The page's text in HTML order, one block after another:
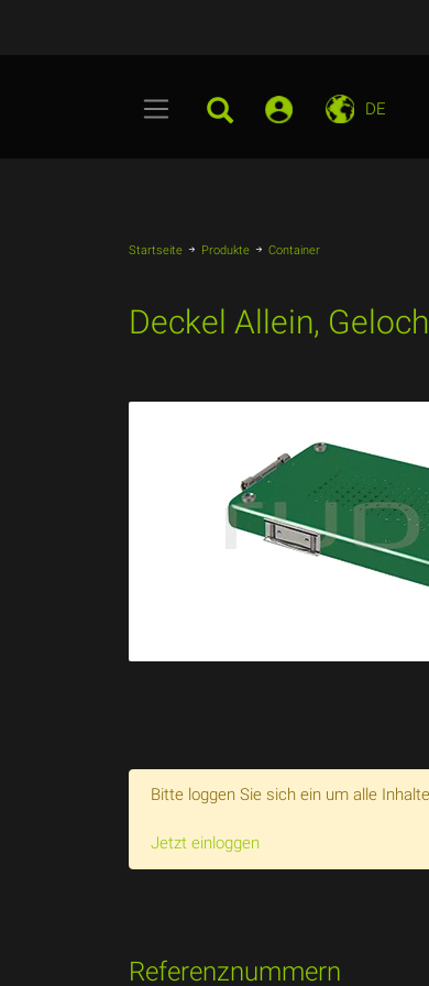
DE
Startseite Produkte Container
Deckel Allein,
Bitte loggen Sie sich ein um alle
Jetzt einloggen
Referenznummern